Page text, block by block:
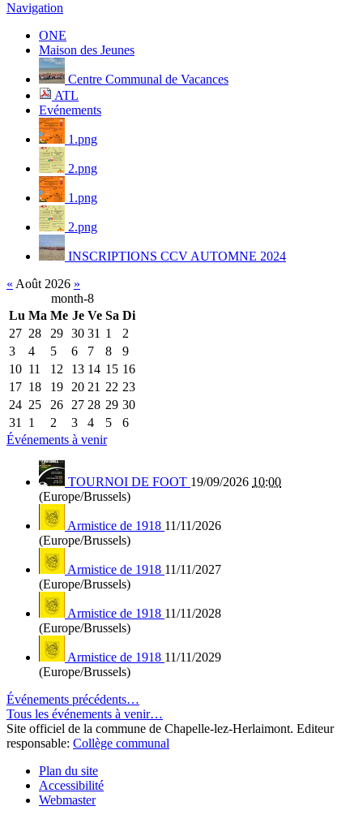
Navigation
ONE
Maison des Jeunes
Centre Communal de Vacances
ATL
Evénements
1.png
2.png
1.png
2.png
INSCRIPTIONS CCV AUTOMNE 2024
« Août 2026 »
month-8
Lu Ma Me Je Ve Sa Di
27 28 29 30 31 1
2
3
4 5 6 7 8
9
10 11 12 13 14 15 16
17 18 19 20 21 22 23
24 25 26 27 28 29 30
31 1 2 3 4 5
6
Événements à venir
TOURNOI DE FOOT 19/09/2026 10:00
(Europe/Brussels)
Armistice de 1918 11/11/2026
(Europe/Brussels)
Armistice de 1918 11/11/2027
(Europe/Brussels)
Armistice de 1918 11/11/2028
(Europe/Brussels)
Armistice de 1918 11/11/2029
(Europe/Brussels)
Événements précédents…
Tous les événements à venir…
Site officiel de la commune de Chapelle-lez-Herlaimont. Editeur
responsable: Collège communal
Plan du site
Accessibilité
Webmaster